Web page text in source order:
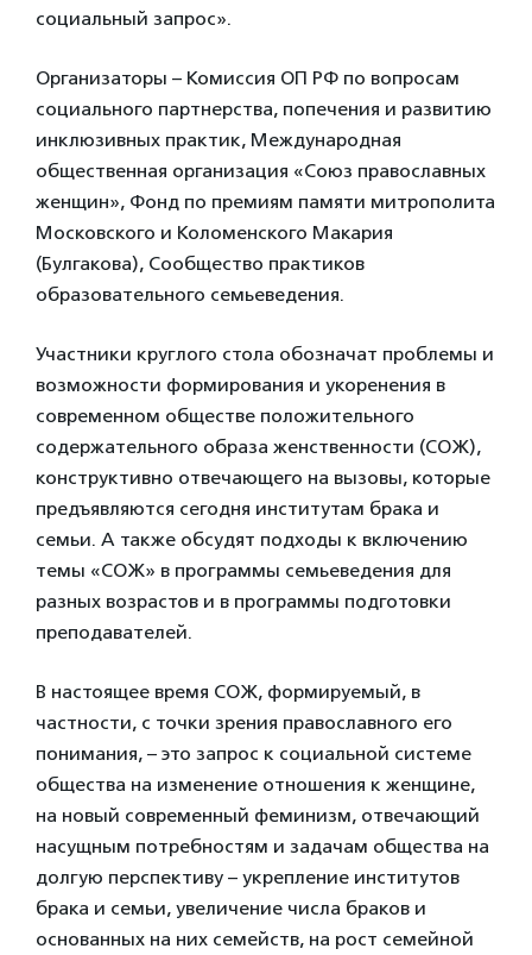
социальный запрос».
Организаторы – Комиссия ОП РФ по вопросам
социального партнерства, попечения и развитию
инклюзивных практик, Международная
общественная организация «Союз православных
женщин», Фонд по премиям памяти митрополита
Московского и Коломенского Макария
(Булгакова), Сообщество практиков
образовательного семьеведения.
Участники круглого стола обозначат проблемы и
возможности формирования и укоренения в
современном обществе положительного
содержательного образа женственности (СОЖ),
конструктивно отвечающего на вызовы, которые
предъявляются сегодня институтам брака и
семьи. А также обсудят подходы к включению
темы «СОЖ» в программы семьеведения для
разных возрастов и в программы подготовки
преподавателей.
В настоящее время СОЖ, формируемый, в
частности, с точки зрения православного его
понимания, – это запрос к социальной системе
общества на изменение отношения к женщине,
на новый современный феминизм, отвечающий
насущным потребностям и задачам общества на
долгую перспективу – укрепление институтов
брака и семьи, увеличение числа браков и
основанных на них семейств, на рост семейной